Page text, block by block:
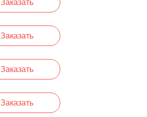
Заказать
Заказать
Заказать
Заказать